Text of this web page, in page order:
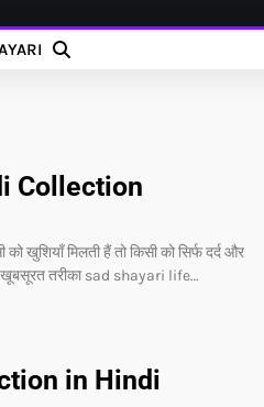
Collection
खुशियाँ मिलती हैं तो किसी को सिर्फ दर्द और
खूबसूरत तरीका sad shayari life…
in Hindi